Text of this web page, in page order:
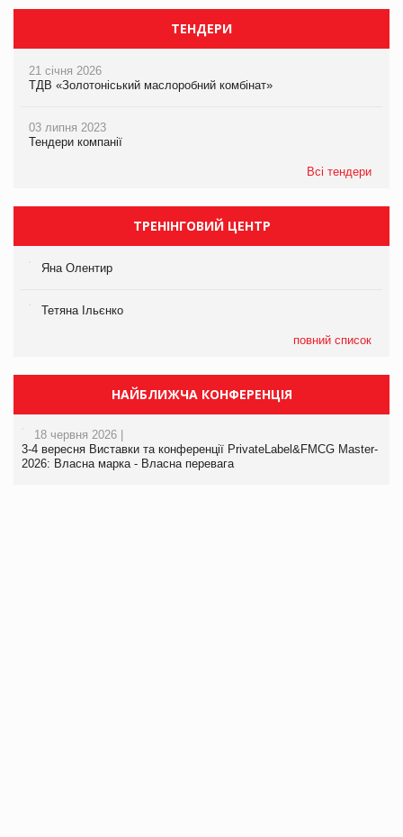
ТЕНДЕРИ
21 січня 2026
ТДВ «Золотоніський маслоробний комбінат»
03 липня 2023
Тендери компанії
Всі тендери
ТРЕНІНГОВИЙ ЦЕНТР
Яна Олентир
Тетяна Ільєнко
повний список
НАЙБЛИЖЧА КОНФЕРЕНЦІЯ
18 червня 2026 |
3-4 вересня Виставки та конференції PrivateLabel&FMCG Master-
2026: Власна марка - Власна перевага